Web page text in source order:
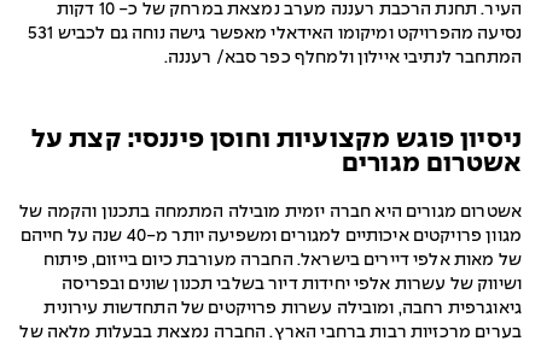
העיר. תחנת הרכבת רעננה מערב נמצאת במרחק של כ- 10 דקות
נסיעה מהפרויקט ומיקומו האידאלי מאפשר גישה נוחה גם לכביש 531
המתחבר לנתיבי איילון ולמחלף כפר סבא/ רעננה.
ניסיון פוגש מקצועיות וחוסן פיננסי: קצת על
אשטרום מגורים
אשטרום מגורים היא חברה יזמית מובילה המתמחה בתכנון והקמה של
מגוון פרויקטים איכותיים למגורים ומשפיעה יותר מ-40 שנה על חייהם
של מאות אלפי דיירים בישראל. החברה מעורבת כיום בייזום, פיתוח
ושיווק של עשרות אלפי יחידות דיור בשלבי תכנון שונים ובפריסה
גיאוגרפית רחבה, ומובילה עשרות פרויקטים של התחדשות עירונית
בערים מרכזיות רבות ברחבי הארץ. החברה נמצאת בבעלות מלאה של